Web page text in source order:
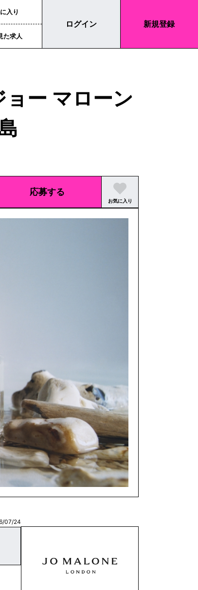
入り
た求人
ログイン 新規登録
ー マローン
応募する
お気に入り
07/24